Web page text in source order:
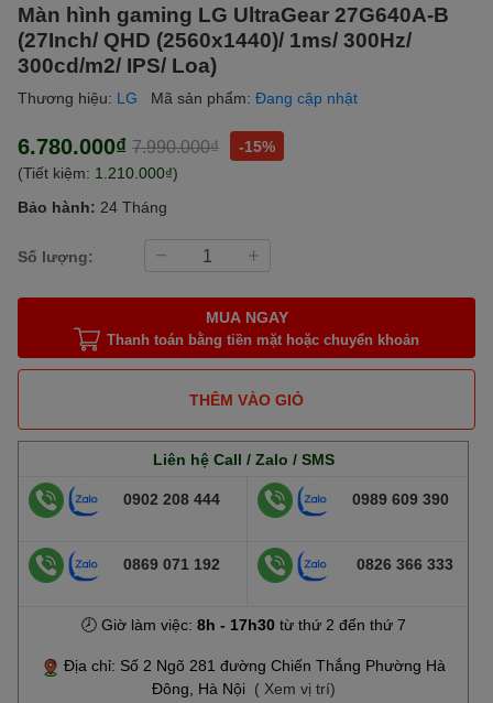
Màn hình gaming LG UltraGear 27G640A-B
(27Inch/ QHD (2560x1440)/ 1ms/ 300Hz/
300cd/m2/ IPS/ Loa)
Thương hiệu: LG Mã sản phẩm: Đang cập nhật
6.780.000₫ 7.990.000₫
-15%
(Tiết kiệm: 1.210.000₫)
Bảo hành: 24 Tháng
Số lượng:
MUA NGAY
Thanh toán bằng tiền mặt hoặc chuyển khoản
THÊM VÀO GIỎ
Liên hệ Call / Zalo / SMS
0902 208 444 0989 609 390
0869 071 192 0826 366 333
🕗 Giờ làm việc: 8h - 17h30từ thứ 2 đến thứ 7
Địa chỉ: Số 2 Ngõ 281 đường Chiến Thắng Phường Hà
Đông, Hà Nội ( Xem vị trí)